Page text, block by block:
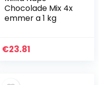
Chocolade Mix 4x
emmer a 1 kg
€23.81